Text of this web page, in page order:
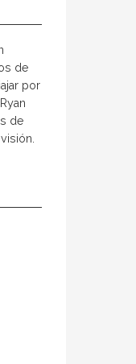
de
por
de